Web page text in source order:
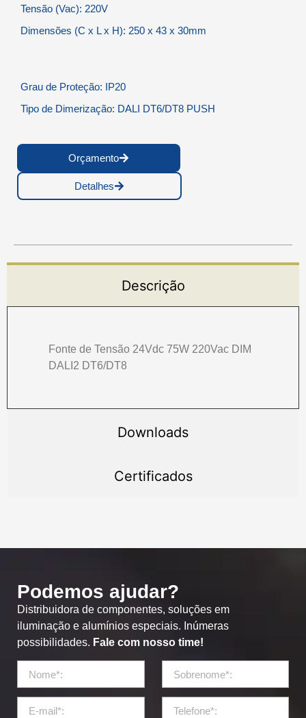
Tensão (Vac): 220V
Dimensões (C x L x H): 250 x 43 x 30mm
Grau de Proteção: IP20
Tipo de Dimerização: DALI DT6/DT8 PUSH
Orçamento
Detalhes
Descrição
Downloads
Certificados
Fonte de Tensão 24Vdc 75W 220Vac DIM
DALI2 DT6/DT8
Podemos ajudar?
Distribuidora de componentes, soluções em
iluminação e alumínios especiais. Inúmeras
possibilidades. Fale com nosso time!